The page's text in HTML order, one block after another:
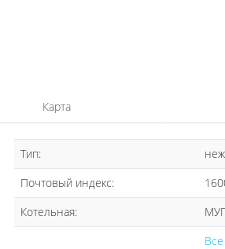
Карта
Тип:
Почтовый индекс:
Котельная: